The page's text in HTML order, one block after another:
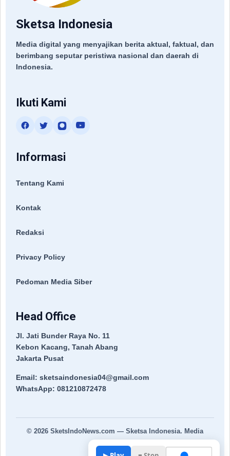
Sketsa Indonesia
Media digital yang menyajikan berita aktual, faktual, dan
berimbang seputar peristiwa nasional dan daerah di
Indonesia.
Ikuti Kami
Informasi
Tentang Kami
Kontak
Redaksi
Privacy Policy
Pedoman Media Siber
Head Office
Jl. Jati Bunder Raya No. 11
Kebon Kacang, Tanah Abang
Jakarta Pusat
Email: sketsaindonesia04@gmail.com
WhatsApp: 081210872478
© 2026 SketsIndoNews.com — Sketsa Indonesia. Media
Terpercaya.